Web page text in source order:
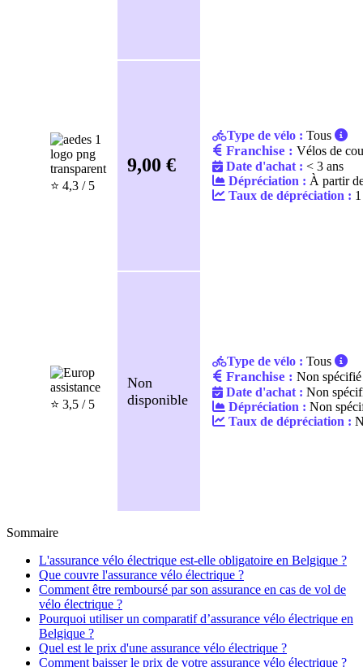
⭐️ 4,3 / 5
9,00 €
Type de vélo : Tous
Franchise : Vélos de
Date d'achat : < 3 ans
Dépréciation : À partir
Taux de dépréciation :
⭐️ 3,5 / 5
Non
disponible
Type de vélo : Tous
Franchise : Non spécifié
Date d'achat : Non
Dépréciation : Non
Taux de dépréciation :
Sommaire
L'assurance vélo électrique est-elle obligatoire en Belgique ?
Que couvre l'assurance vélo électrique ?
Comment être remboursé par son assurance en cas de vol de
vélo électrique ?
Pourquoi utiliser un comparatif d’assurance vélo électrique en
Belgique ?
Quel est le prix d'une assurance vélo électrique ?
Comment baisser le prix de votre assurance vélo électrique ?